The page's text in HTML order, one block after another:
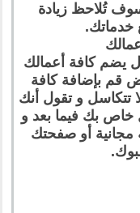
تُلاحظ زيادة
خدماتك.
يضم كافة أعمالك
قم بإضافة كافة
لا تتكاسل و تقول أنك
بك فيما بعد و
مجانية أو صفحتك